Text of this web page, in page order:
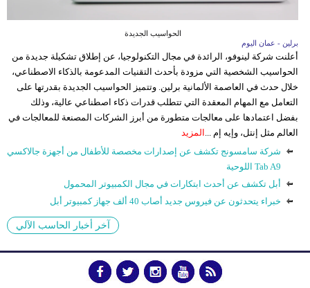
الحواسيب الجديدة
برلين - عمان اليوم
أعلنت شركة لينوفو، الرائدة في مجال التكنولوجيا، عن إطلاق تشكيلة جديدة من
الحواسيب الشخصية التي مزودة بأحدث التقنيات المدعومة بالذكاء الاصطناعي،
خلال حدث في العاصمة الألمانية برلين. وتتميز الحواسيب الجديدة بقدرتها على
التعامل مع المهام المعقدة التي تتطلب قدرات ذكاء اصطناعي عالية، وذلك
بفضل اعتمادها على معالجات متطورة من أبرز الشركات المصنعة للمعالجات في
العالم مثل إنتل، وإيه إم ...
المزيد
شركة سامسونج تكشف عن إصدارات مخصصة للأطفال من أجهزة جالاكسي
Tab A9 اللوحية
أبل تكشف عن أحدث ابتكارات في مجال الكمبيوتر المحمول
خبراء يتحدثون عن فيروس جديد أصاب 40 ألف جهاز كمبيوتر أبل
آخر أخبار الحاسب الآلي